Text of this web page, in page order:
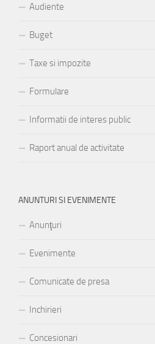
Audiente
Buget
Taxe si impozite
Formulare
Informatii de interes public
Raport anual de activitate
ANUNTURI SI EVENIMENTE
Anunţuri
Evenimente
Comunicate de presa
Inchirieri
Concesionari